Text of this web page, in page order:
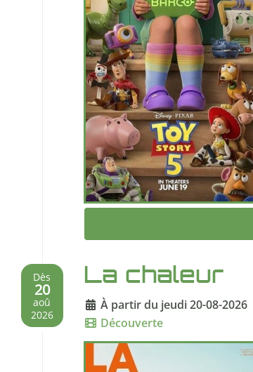
Dès
20
aoû
2026
La chaleur
À partir du jeudi 20-08-2026
Découverte